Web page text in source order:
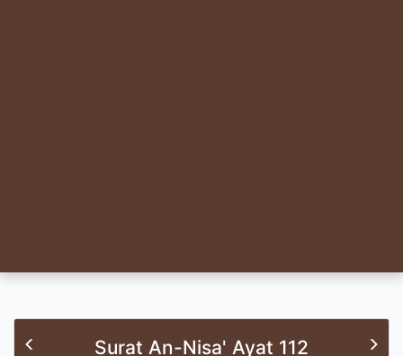
Surat An-Nisa' Ayat 112